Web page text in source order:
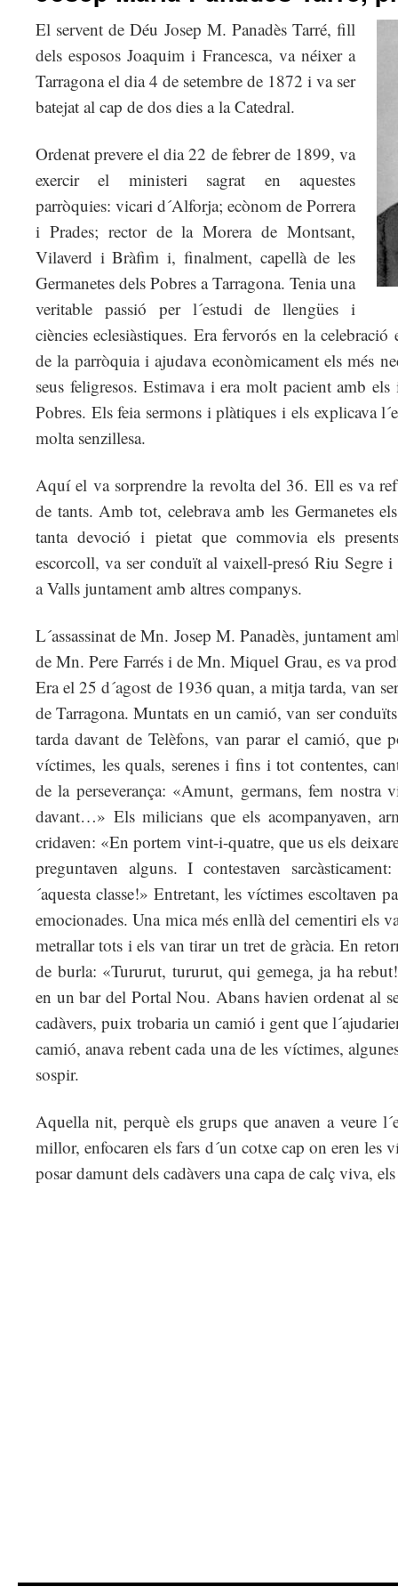
El servent de Déu Josep M. Panadès Tarré, fill
dels esposos Joaquim i Francesca, va néixer a
Tarragona el dia 4 de setembre de 1872 i va ser
batejat al cap de dos dies a la Catedral.
Ordenat prevere el dia 22 de febrer de 1899, va
exercir el ministeri sagrat en aquestes
parròquies: vicari d´Alforja; ecònom de Porrera
i Prades; rector de la Morera de Montsant,
Vilaverd i Bràfim i, finalment, capellà de les
Germanetes dels Pobres a Tarragona. Tenia una
veritable passió per l´estudi de llengües i
ciències eclesiàstiques. Era fervorós en la
de la parròquia i ajudava econòmicament els més
seus feligresos. Estimava i era molt pacient amb els
Pobres. Els feia sermons i plàtiques i els explicava
molta senzillesa.
Aquí el va sorprendre la revolta del 36. Ell es va
de tants. Amb tot, celebrava amb les Germanetes
tanta devoció i pietat que commovia els
escorcoll, va ser conduït al vaixell-presó Riu Segre i
a Valls juntament amb altres companys.
L´assassinat de Mn. Josep M. Panadès, juntament
de Mn. Pere Farrés i de Mn. Miquel Grau, es va
Era el 25 d´agost de 1936 quan, a mitja tarda, van
de Tarragona. Muntats en un camió, van ser
tarda davant de Telèfons, van parar el camió, que
víctimes, les quals, serenes i fins i tot contentes,
de la perseverança: «Amunt, germans, fem nostra
davant…» Els milicians que els acompanyaven,
cridaven: «En portem vint-i-quatre, que us els
preguntaven alguns. I contestaven
´aquesta classe!» Entretant, les víctimes escoltaven
emocionades. Una mica més enllà del cementiri els
metrallar tots i els van tirar un tret de gràcia. En
de burla: «Tururut, tururut, qui gemega, ja ha
en un bar del Portal Nou. Abans havien ordenat al
cadàvers, puix trobaria un camió i gent que
camió, anava rebent cada una de les víctimes,
sospir.
Aquella nit, perquè els grups que anaven a veure
millor, enfocaren els fars d´un cotxe cap on eren les
posar damunt dels cadàvers una capa de calç viva,